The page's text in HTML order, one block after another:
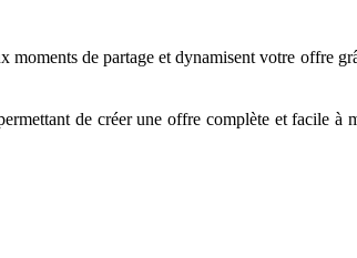
moments de partage et dynamisent votre offre
de créer une offre complète et facile à